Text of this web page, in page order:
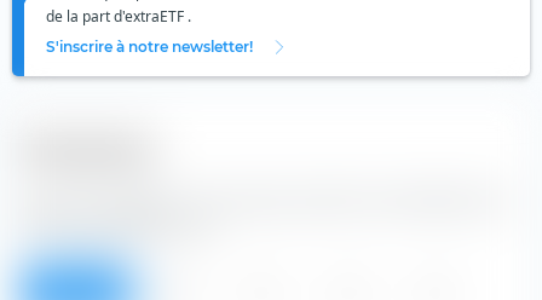
de la part d'extraETF .
S'inscrire à notre newsletter!